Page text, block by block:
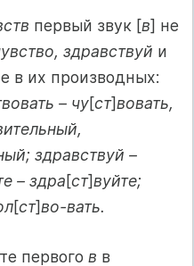
первый звук [в] не
здравствуй и
в их производных:
– чу[ст]вовать,
здравствуй –
– здра[ст]вуйте;
[ст]во-вать.
первого в в